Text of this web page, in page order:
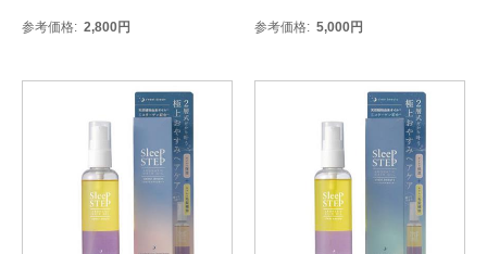
参考価格 2,800円 参考価格 5,000円